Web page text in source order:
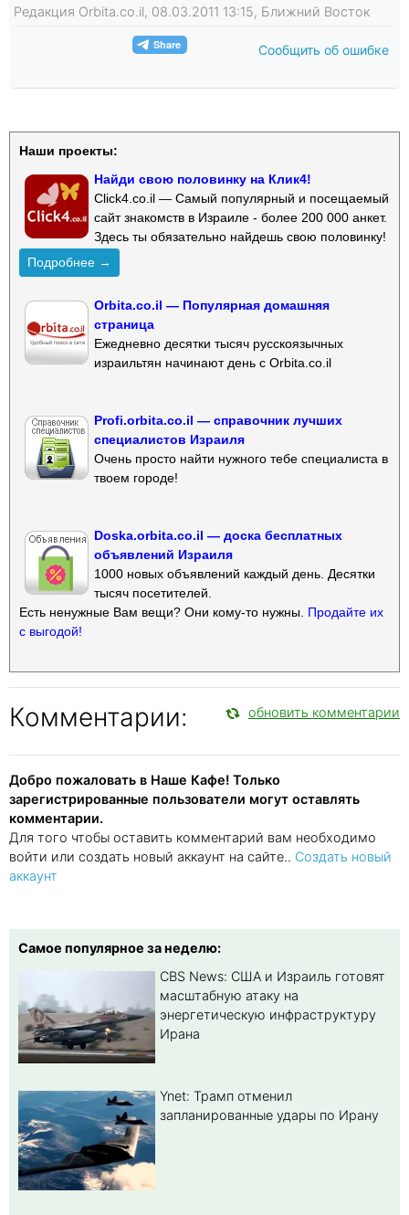
Редакция Orbita.co.il, 08.03.2011 13:15, Ближний Восток
Сообщить об ошибке
Наши проекты:
Найди свою половинку на Клик4!
Click4.co.il — Самый популярный и посещаемый
сайт знакомств в Израиле - более 200 000 анкет.
Здесь ты обязательно найдешь свою половинку!
Подробнее →
Orbita.co.il — Популярная домашняя
страница
Ежедневно десятки тысяч русскоязычных
израильтян начинают день с Orbita.co.il
Profi.orbita.co.il — справочник лучших
специалистов Израиля
Очень просто найти нужного тебе специалиста в
твоем городе!
Doska.orbita.co.il — доска бесплатных
объявлений Израиля
1000 новых объявлений каждый день. Десятки
тысяч посетителей.
Есть ненужные Вам вещи? Они кому-то нужны. Продайте их
с выгодой!
Комментарии: обновить комментарии
Добро пожаловать в Наше Кафе! Только
зарегистрированные пользователи могут оставлять
комментарии.
Для того чтобы оставить комментарий вам необходимо
войти или создать новый аккаунт на сайте.. Создать новый
аккаунт
Самое популярное за неделю:
CBS News: США и Израиль готовят
масштабную атаку на
энергетическую инфраструктуру
Ирана
Ynet: Трамп отменил
запланированные удары по Ирану